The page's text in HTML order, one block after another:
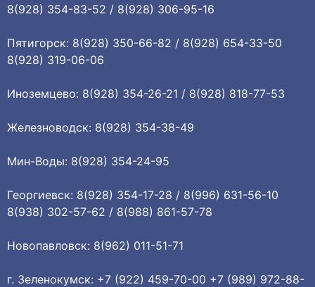
8(928) 354-83-52 / 8(928) 306-95-16
Пятигорск: 8(928) 350-66-82 / 8(928) 654-33-50
8(928) 319-06-06
Иноземцево: 8(928) 354-26-21 / 8(928) 818-77-53
Железноводск: 8(928) 354-38-49
Мин-Воды: 8(928) 354-24-95
Георгиевск: 8(928) 354-17-28 / 8(996) 631-56-10
8(938) 302-57-62 / 8(988) 861-57-78
Новопавловск: 8(962) 011-51-71
г. Зеленокумск: +7 (922) 459-70-00 +7 (989) 972-88-